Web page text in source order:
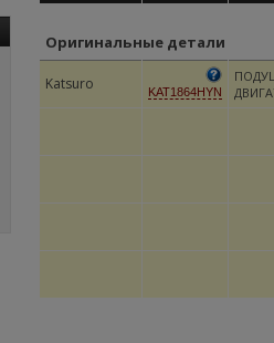
Оригинальные детали
Katsuro KAT1864HYN